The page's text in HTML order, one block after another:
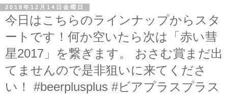
2018年12月14日金曜日
今日はこちらのラインナップからスタ
ートです！何か空いたら次は「赤い彗
星2017」を繋ぎます。 おさむ賞まだ出
てませんので是非狙いに来てくださ
い！ #beerplusplus #ビアプラスプラス